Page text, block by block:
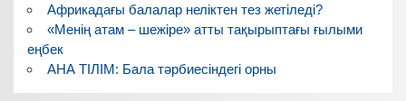
Африкадағы балалар неліктен тез жетіледі?
«Менің атам – шежіре» атты тақырыптағы ғылыми
еңбек
АНА ТІЛІМ: Бала тәрбиесіндегі орны